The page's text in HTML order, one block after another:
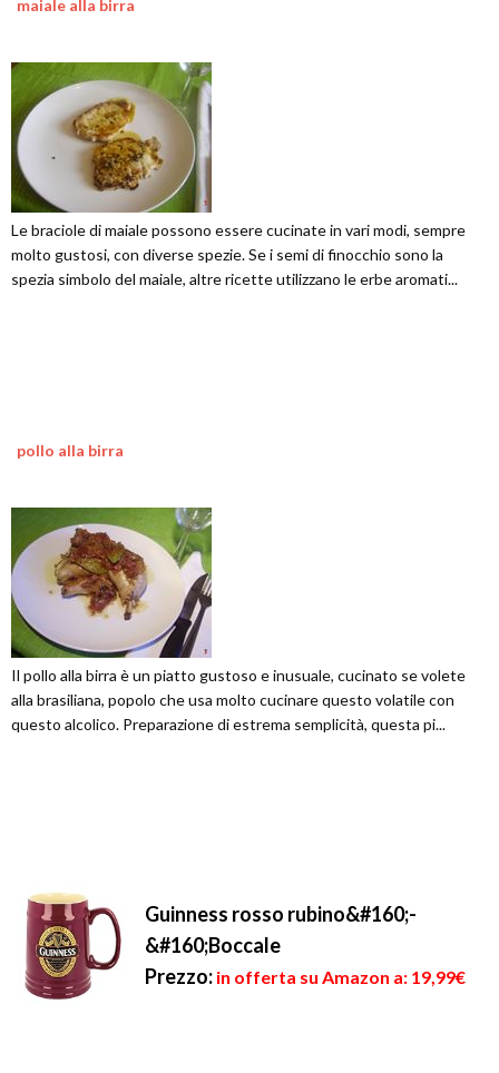
maiale alla birra
Le braciole di maiale possono essere cucinate in vari modi, sempre
molto gustosi, con diverse spezie. Se i semi di finocchio sono la
spezia simbolo del maiale, altre ricette utilizzano le erbe aromati...
pollo alla birra
Il pollo alla birra è un piatto gustoso e inusuale, cucinato se volete
alla brasiliana, popolo che usa molto cucinare questo volatile con
questo alcolico. Preparazione di estrema semplicità, questa pi...
Guinness rosso rubino&#160;-
&#160;Boccale
Prezzo: in offerta su Amazon a: 19,99€